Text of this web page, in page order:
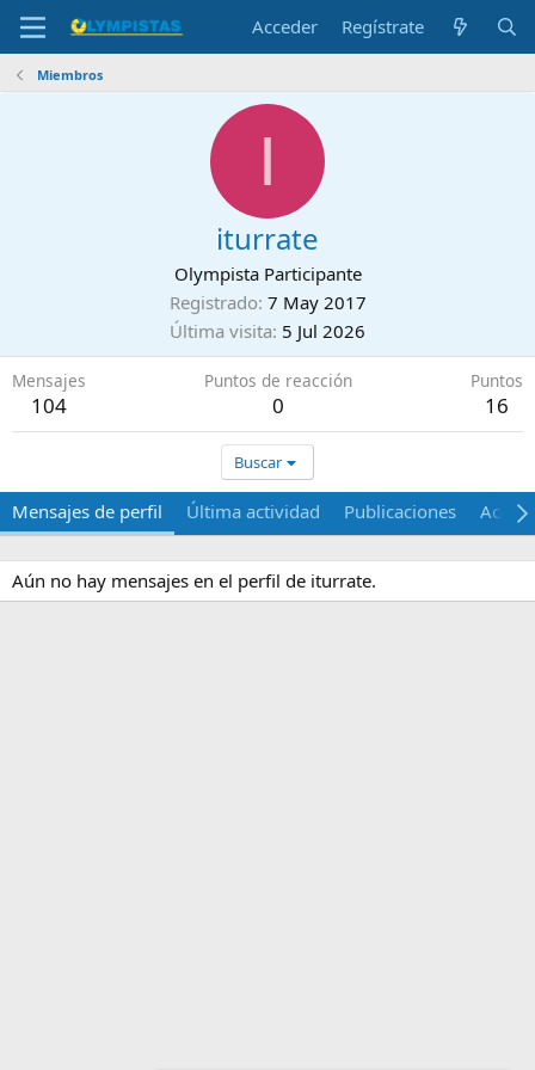
Acceder Regístrate
Miembros
I
iturrate
Olympista Participante
Registrado 7 May 2017
Última visita 5 Jul 2026
Mensajes
104
Puntos de reacción
0
Puntos
16
Buscar
Mensajes de perfil Última actividad Publicaciones Acerca
Aún no hay mensajes en el perfil de iturrate.